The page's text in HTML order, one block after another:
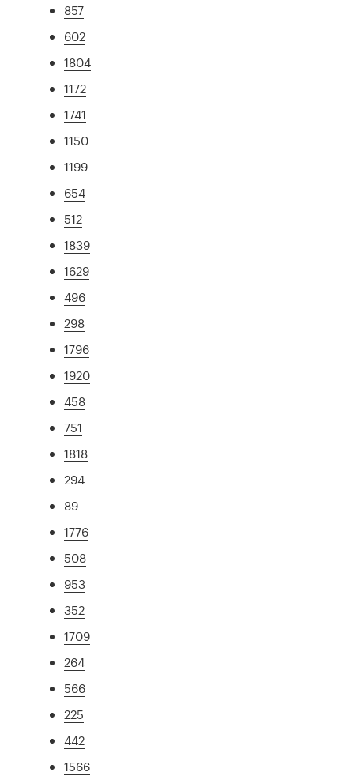
857
602
1804
1172
1741
1150
1199
654
512
1839
1629
496
298
1796
1920
458
751
1818
294
89
1776
508
953
352
1709
264
566
225
442
1566